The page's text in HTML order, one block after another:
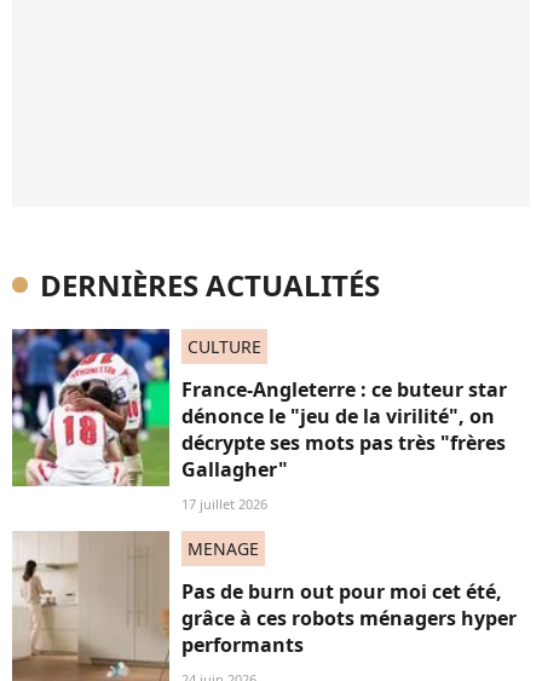
DERNIÈRES ACTUALITÉS
CULTURE
France-Angleterre : ce buteur star
dénonce le "jeu de la virilité", on
décrypte ses mots pas très "frères
Gallagher"
17 juillet 2026
MENAGE
Pas de burn out pour moi cet été,
grâce à ces robots ménagers hyper
performants